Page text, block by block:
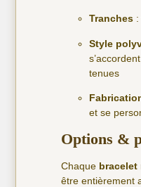
Tranches
Style
tenues
et se
Options &
Chaque bracelet
être entièrement